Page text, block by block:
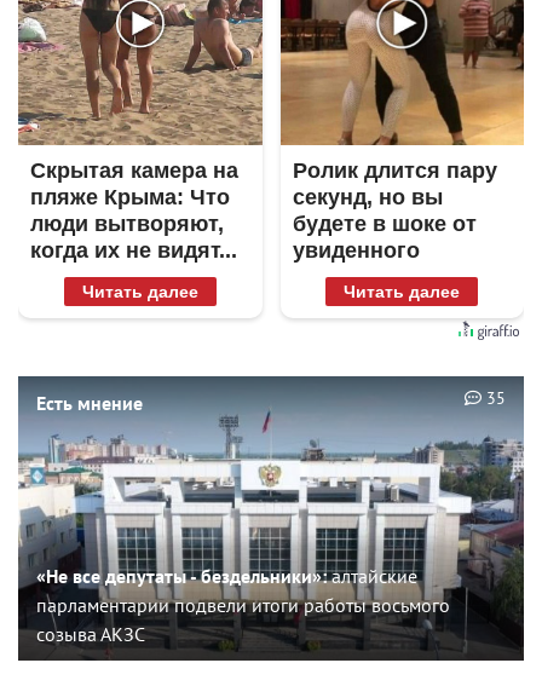
Скрытая камера на
пляже Крыма: Что
люди вытворяют,
когда их не видят...
Читать далее
Ролик длится пару
секунд, но вы
будете в шоке от
увиденного
Читать далее
Есть мнение
«Не все депутаты - бездельники»:алтайские
парламентарии подвели итоги работы восьмого
созыва АКЗС
35